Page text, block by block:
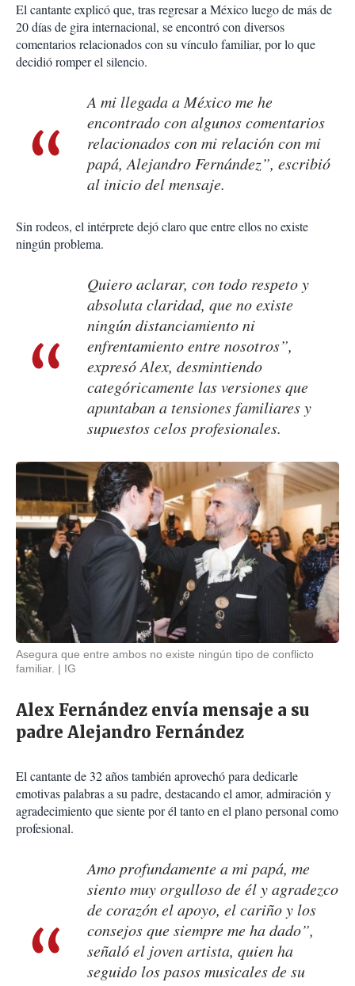
El cantante explicó que, tras regresar a México luego de más de
20 días de gira internacional, se encontró con diversos
comentarios relacionados con su vínculo familiar, por lo que
decidió romper el silencio.
A mi llegada a México me he
encontrado con algunos comentarios
relacionados con mi relación con mi
papá, Alejandro Fernández”, escribió
al inicio del mensaje.
Sin rodeos, el intérprete dejó claro que entre ellos no existe
ningún problema.
Quiero aclarar, con todo respeto y
absoluta claridad, que no existe
ningún distanciamiento ni
enfrentamiento entre nosotros”,
expresó Alex, desmintiendo
categóricamente las versiones que
apuntaban a tensiones familiares y
supuestos celos profesionales.
Asegura que entre ambos no existe ningún tipo de conflicto
familiar.
IG
Alex Fernández envía mensaje a su
padre Alejandro Fernández
El cantante de 32 años también aprovechó para dedicarle
emotivas palabras a su padre, destacando el amor, admiración y
agradecimiento que siente por él tanto en el plano personal como
profesional.
Amo profundamente a mi papá, me
siento muy orgulloso de él y agradezco
de corazón el apoyo, el cariño y los
consejos que siempre me ha dado”,
señaló el joven artista, quien ha
seguido los pasos musicales de su